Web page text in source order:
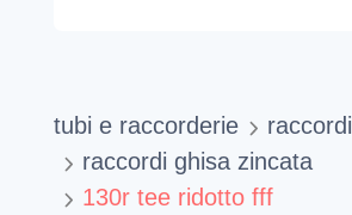
tubi e raccorderie
raccordi ghisa zincata
130r tee ridotto fff